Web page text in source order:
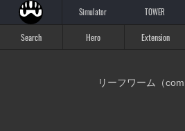
Simulator TOWER
Search Hero Extension
リーフワーム（